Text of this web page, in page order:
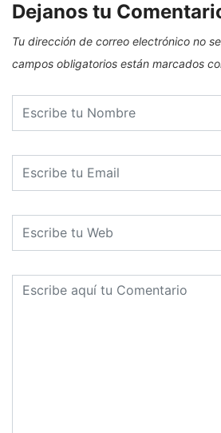
Dejanos tu
Tu dirección de correo electrónico no
campos obligatorios están marcados